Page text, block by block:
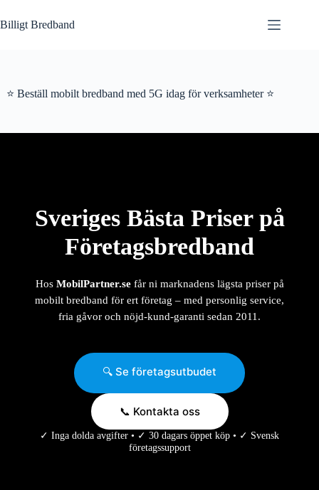
till
innehåll
Billigt Bredband
⭐ Beställ mobilt bredband med 5G idag för verksamheter ⭐
Sveriges Bästa Priser på
Företagsbredband
Hos MobilPartner.sefår ni marknadens lägsta priser på
mobilt bredband för ert företag – med personlig service,
fria gåvor och nöjd-kund-garanti sedan 2011.
🔍 Se företagsutbudet
📞 Kontakta oss
✓ Inga dolda avgifter • ✓ 30 dagars öppet köp • ✓ Svensk
företagssupport